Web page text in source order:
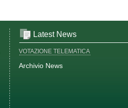
Latest News
VOTAZIONE TELEMATICA
Archivio News